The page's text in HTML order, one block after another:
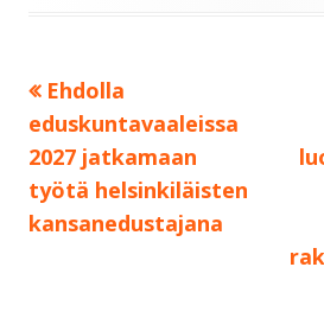
Artikkelien
selaus
Edellinen:
Ehdolla
eduskuntavaaleissa
2027 jatkamaan
työtä helsinkiläisten
kansanedustajana